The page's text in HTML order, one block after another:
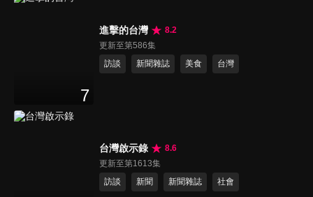
7
進擊的台灣
8.2
更新至第586集
訪談
新聞雜誌 美食 台灣
台灣啟示錄
8.6
更新至第1613集
訪談
新聞 新聞雜誌 社會